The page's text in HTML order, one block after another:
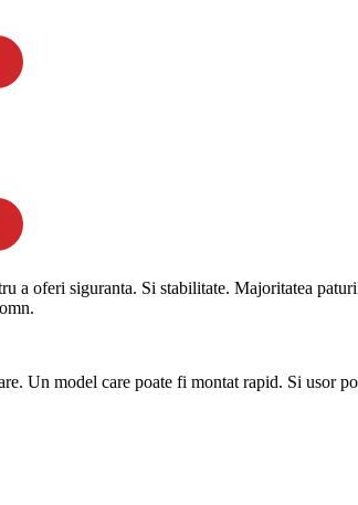
a oferi siguranta. Si stabilitate. Majoritatea
Un model care poate fi montat rapid. Si usor